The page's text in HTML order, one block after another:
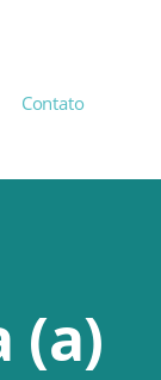
Contato
(a)